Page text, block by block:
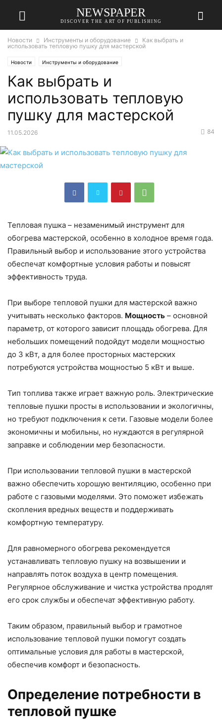
NEWSPAPER
DISCOVER THE ART OF PUBLISHING
Новости Инструменты и оборудование
Как выбрать и
использовать тепловую пушку для мастерской
Новости Инструменты и оборудование
Как выбрать и
использовать тепловую
пушку для мастерской
11.05.2026 84
Тепловая пушка – незаменимый инструмент для
обогрева мастерской, особенно в холодное время года.
Правильный выбор и использование этого устройства
обеспечат комфортные условия работы и повысят
эффективность труда.
При выборе тепловой пушки для мастерской важно
учитывать несколько факторов. Мощность – основной
параметр, от которого зависит площадь обогрева. Для
небольших помещений подойдут модели мощностью
до 3 кВт, а для более просторных мастерских
потребуются устройства мощностью 5 кВт и выше.
Тип топлива также играет важную роль. Электрические
тепловые пушки просты в использовании и экологичны,
но требуют подключения к сети. Газовые модели более
экономичны и мобильны, но нуждаются в регулярной
заправке и соблюдении мер безопасности.
При использовании тепловой пушки в мастерской
важно обеспечить хорошую вентиляцию, особенно при
работе с газовыми моделями. Это поможет избежать
скопления вредных веществ и поддерживать
комфортную температуру.
Для равномерного обогрева рекомендуется
устанавливать тепловую пушку на возвышении и
направлять поток воздуха в центр помещения.
Регулярное обслуживание и чистка устройства продлят
его срок службы и обеспечат эффективную работу.
Таким образом, правильный выбор и грамотное
использование тепловой пушки помогут создать
оптимальные условия для работы в мастерской,
обеспечив комфорт и безопасность.
Определение потребности в
тепловой пушке